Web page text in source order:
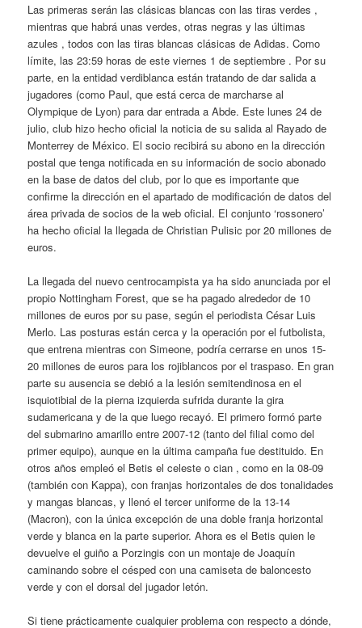
Las primeras serán las clásicas blancas con las tiras verdes ,
mientras que habrá unas verdes, otras negras y las últimas
azules , todos con las tiras blancas clásicas de Adidas. Como
límite, las 23:59 horas de este viernes 1 de septiembre . Por su
parte, en la entidad verdiblanca están tratando de dar salida a
jugadores (como Paul, que está cerca de marcharse al
Olympique de Lyon) para dar entrada a Abde. Este lunes 24 de
julio, club hizo hecho oficial la noticia de su salida al Rayado de
Monterrey de México. El socio recibirá su abono en la dirección
postal que tenga notificada en su información de socio abonado
en la base de datos del club, por lo que es importante que
confirme la dirección en el apartado de modificación de datos del
área privada de socios de la web oficial. El conjunto ‘rossonero’
ha hecho oficial la llegada de Christian Pulisic por 20 millones de
euros.
La llegada del nuevo centrocampista ya ha sido anunciada por el
propio Nottingham Forest, que se ha pagado alrededor de 10
millones de euros por su pase, según el periodista César Luis
Merlo. Las posturas están cerca y la operación por el futbolista,
que entrena mientras con Simeone, podría cerrarse en unos 15-
20 millones de euros para los rojiblancos por el traspaso. En gran
parte su ausencia se debió a la lesión semitendinosa en el
isquiotibial de la pierna izquierda sufrida durante la gira
sudamericana y de la que luego recayó. El primero formó parte
del submarino amarillo entre 2007-12 (tanto del filial como del
primer equipo), aunque en la última campaña fue destituido. En
otros años empleó el Betis el celeste o cian , como en la 08-09
(también con Kappa), con franjas horizontales de dos tonalidades
y mangas blancas, y llenó el tercer uniforme de la 13-14
(Macron), con la única excepción de una doble franja horizontal
verde y blanca en la parte superior. Ahora es el Betis quien le
devuelve el guiño a Porzingis con un montaje de Joaquín
caminando sobre el césped con una camiseta de baloncesto
verde y con el dorsal del jugador letón.
Si tiene prácticamente cualquier problema con respecto a dónde,